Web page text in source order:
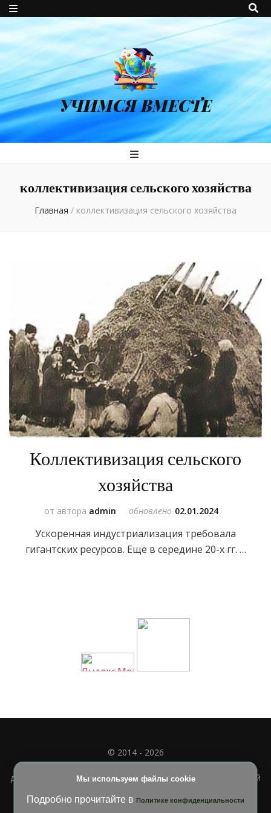
УЧИМСЯ ВМЕСТЕ
коллективизация сельского хозяйства
Главная / коллективизация сельского хозяйства
Коллективизация сельского
хозяйства
от автора admin обновлено 02.01.2024
Ускоренная индустриализация требовала
гигантских ресурсов. Ещё в середине 20-х гг. …
Мы используем файлы cookie
Подробно прочитайте в Политике конфиденциальности
© 2014 - 2026
Полное или частичное использование материала
допускается только при наличии активной и индексируемой